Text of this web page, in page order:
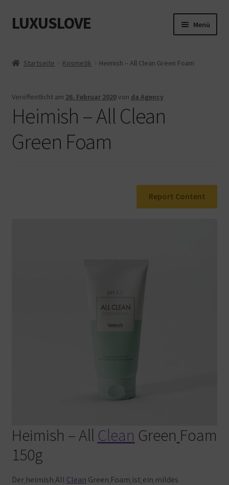
Zur
Navigation
Zum
Inhalt
LUXUSLOVE Menü
Startseite Kosmetik Heimish – All Clean Green Foam
Veröffentlicht am 26. Februar 2020von da Agency
Heimish – All Clean
Green Foam
Report Content
Heimish – All Clean Green Foam
150g
Der heimish All Clean Green Foam ist ein mildes